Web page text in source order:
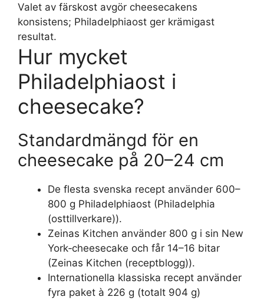
Valet av färskost avgör cheesecakens
konsistens; Philadelphiaost ger krämigast
resultat.
Hur mycket
Philadelphiaost i
cheesecake?
Standardmängd för en
cheesecake på 20–24 cm
De flesta svenska recept använder 600–
800 g Philadelphiaost (Philadelphia
(osttillverkare)).
Zeinas Kitchen använder 800 g i sin New
York‑cheesecake och får 14–16 bitar
(Zeinas Kitchen (receptblogg)).
Internationella klassiska recept använder
fyra paket à 226 g (totalt 904 g)